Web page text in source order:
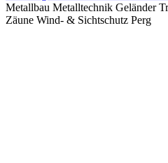
Metallbau Metalltechnik Geländer
Zäune Wind- & Sichtschutz Perg